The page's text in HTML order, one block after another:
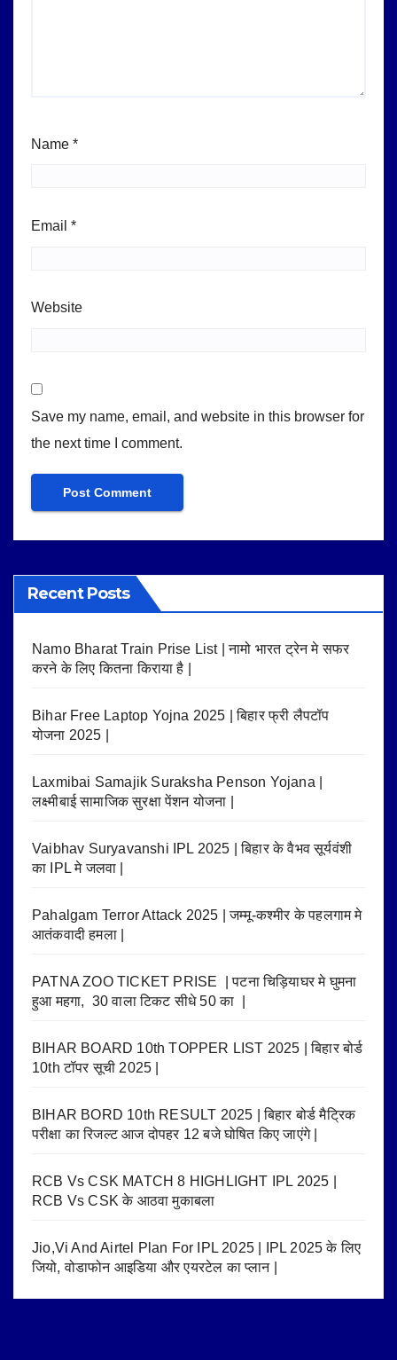
Name *
Email *
Website
Save my name, email, and website in this browser for
the next time I comment.
Recent Posts
Namo Bharat Train Prise List | नामो भारत ट्रेन मे सफर
करने के लिए कितना किराया है |
Bihar Free Laptop Yojna 2025 | बिहार फ्री लैपटॉप
योजना 2025 |
Laxmibai Samajik Suraksha Penson Yojana |
लक्ष्मीबाई सामाजिक सुरक्षा पेंशन योजना |
Vaibhav Suryavanshi IPL 2025 | बिहार के वैभव सूर्यवंशी
का IPL मे जलवा |
Pahalgam Terror Attack 2025 | जम्मू-कश्मीर के पहलगाम मे
आतंकवादी हमला |
PATNA ZOO TICKET PRISE | पटना चिड़ियाघर मे घुमना
हुआ महगा, 30 वाला टिकट सीधे 50 का |
BIHAR BOARD 10th TOPPER LIST 2025 | बिहार बोर्ड
10th टॉपर सूची 2025 |
BIHAR BORD 10th RESULT 2025 | बिहार बोर्ड मैट्रिक
परीक्षा का रिजल्ट आज दोपहर 12 बजे घोषित किए जाएंगे |
RCB Vs CSK MATCH 8 HIGHLIGHT IPL 2025 |
RCB Vs CSK के आठवा मुकाबला
Jio,Vi And Airtel Plan For IPL 2025 | IPL 2025 के लिए
जियो, वोडाफोन आइडिया और एयरटेल का प्लान |